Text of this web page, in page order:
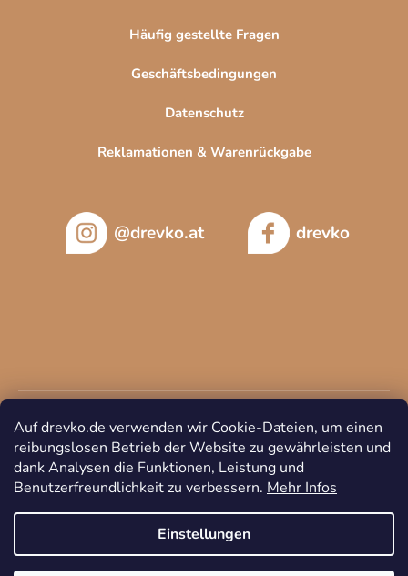
Auf drevko.de verwenden wir Cookie-Dateien, um einen
reibungslosen Betrieb der Website zu gewährleisten und
dank Analysen die Funktionen, Leistung und
Benutzerfreundlichkeit zu verbessern. Mehr Infos
Einstellungen
Häufig gestellte Fragen
Geschäftsbedingungen
Datenschutz
Reklamationen & Warenrückgabe
@drevko.at drevko
Copyright 2026DREVKO. Alle Rechte vorbehalten.